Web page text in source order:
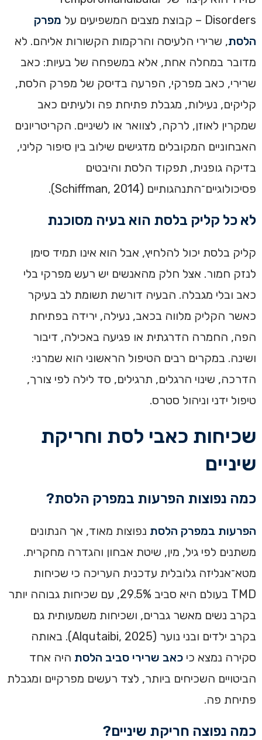
Disorders – קבוצת מצבים המשפיעים על
מפרק
הלסת, שרירי הלעיסה והרקמות הקשורות אליהם. לא
מדובר במחלה אחת, אלא במשפחה של בעיות: כאב
שרירי, כאב מפרקי, הפרעה בדיסק של מפרק הלסת,
קליקים, נעילות, מגבלת פתיחת פה ולעיתים כאב
שמקרין לאוזן, לרקה, לצוואר או לשיניים. הקריטריונים
האבחוניים המקובלים מדגישים שילוב בין סיפור קליני,
בדיקה גופנית, תפקוד הלסת והיבטים
פסיכולוגיים־התנהגותיים (Schiffman, 2014).
לא כל קליק בלסת הוא בעיה מסוכנת
קליק בלסת יכול להלחיץ, אבל הוא אינו תמיד סימן
לנזק חמור. אצל חלק מהאנשים יש רעש מפרקי בלי
כאב ובלי מגבלה. הבעיה דורשת תשומת לב בעיקר
כאשר הקליק מלווה בכאב, נעילה, ירידה בפתיחת
הפה, החמרה הדרגתית או פגיעה באכילה, דיבור
ושינה. במקרים רבים הטיפול הראשוני הוא שמרני:
הדרכה, שינוי הרגלים, תרגילים, סד לילה לפי צורך,
טיפול ידני וניהול סטרס.
שכיחות כאבי לסת וחריקת
שיניים
כמה נפוצות הפרעות במפרק הלסת?
הפרעות במפרק הלסת נפוצות מאוד, אך הנתונים
משתנים לפי גיל, מין, שיטת אבחון והגדרה מחקרית.
מטא־אנליזה גלובלית עדכנית העריכה כי שכיחות
TMD בעולם היא סביב 29.5%, עם שכיחות גבוהה יותר
בקרב נשים מאשר גברים, ושכיחות משמעותית גם
בקרב ילדים ובני נוער (Alqutaibi, 2025). באותה
סקירה נמצא כי כאב שרירי סביב הלסת היה אחד
הביטויים השכיחים ביותר, לצד רעשים מפרקיים ומגבלת
פתיחת פה.
כמה נפוצה חריקת שיניים?